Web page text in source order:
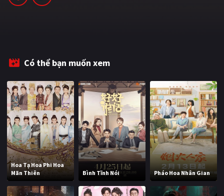
Có thể bạn muốn xem
Hoa Tạ Hoa Phi Hoa
Mãn Thiên
Bình Tĩnh Nói Pháo Hoa Nhân Gian